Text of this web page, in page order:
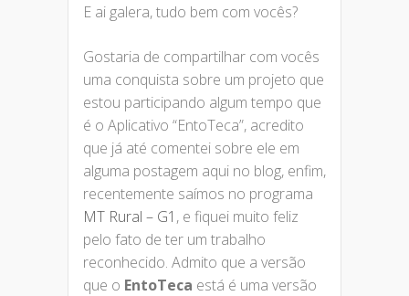
E ai galera, tudo bem com vocês?
Gostaria de compartilhar com vocês
uma conquista sobre um projeto que
estou participando algum tempo que
é o Aplicativo “EntoTeca”, acredito
que já até comentei sobre ele em
alguma postagem aqui no blog, enfim,
recentemente saímos no programa
MT Rural – G1 , e fiquei muito feliz
pelo fato de ter um trabalho
reconhecido. Admito que a versão
que o EntoTeca está é uma versão